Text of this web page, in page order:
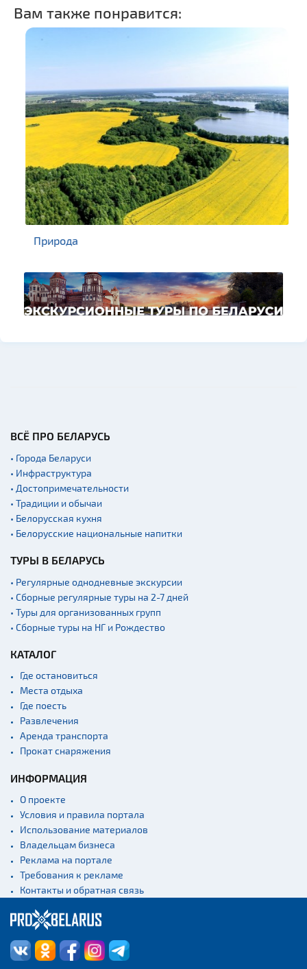
Вам также понравится:
Природа
ВСЁ ПРО БЕЛАРУСЬ
• Города Беларуси
• Инфраструктура
• Достопримечательности
• Традиции и обычаи
• Белорусская кухня
• Белорусские национальные напитки
ТУРЫ В БЕЛАРУСЬ
• Регулярные однодневные экскурсии
• Сборные регулярные туры на 2-7 дней
• Туры для организованных групп
• Сборные туры на НГ и Рождество
КАТАЛОГ
Где остановиться
Места отдыха
Где поесть
Развлечения
Аренда транспорта
Прокат снаряжения
ИНФОРМАЦИЯ
О проекте
Условия и правила портала
Использование материалов
Владельцам бизнеса
Реклама на портале
Требования к рекламе
Контакты и обратная связь